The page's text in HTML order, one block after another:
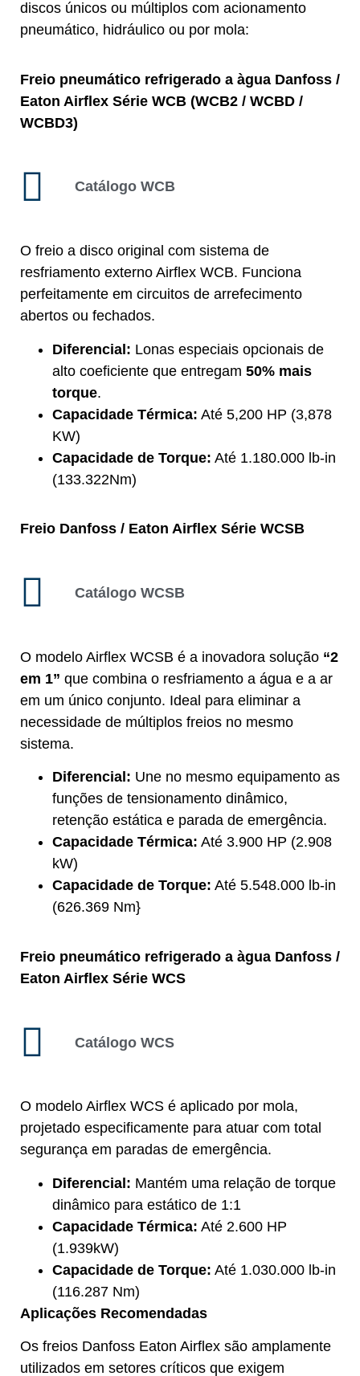
discos únicos ou múltiplos com acionamento
pneumático, hidráulico ou por mola:
Freio pneumático refrigerado a àgua Danfoss /
Eaton Airflex Série WCB (WCB2 / WCBD /
WCBD3)
Catálogo WCB
O freio a disco original com sistema de
resfriamento externo Airflex WCB. Funciona
perfeitamente em circuitos de arrefecimento
abertos ou fechados.
Diferencial: Lonas especiais opcionais de
alto coeficiente que entregam 50% mais
torque.
Capacidade Térmica: Até 5,200 HP (3,878
KW)
Capacidade de Torque: Até 1.180.000 lb-in
(133.322Nm)
Freio Danfoss / Eaton Airflex Série WCSB
Catálogo WCSB
O modelo Airflex WCSB é a inovadora solução “2
em 1” que combina o resfriamento a água e a ar
em um único conjunto. Ideal para eliminar a
necessidade de múltiplos freios no mesmo
sistema.
Diferencial: Une no mesmo equipamento as
funções de tensionamento dinâmico,
retenção estática e parada de emergência.
Capacidade Térmica: Até 3.900 HP (2.908
kW)
Capacidade de Torque: Até 5.548.000 lb-in
(626.369 Nm}
Freio pneumático refrigerado a àgua Danfoss /
Eaton Airflex Série WCS
Catálogo WCS
O modelo Airflex WCS é aplicado por mola,
projetado especificamente para atuar com total
segurança em paradas de emergência.
Diferencial: Mantém uma relação de torque
dinâmico para estático de 1:1
Capacidade Térmica: Até 2.600 HP
(1.939kW)
Capacidade de Torque: Até 1.030.000 lb-in
(116.287 Nm)
Aplicações Recomendadas
Os freios Danfoss Eaton Airflex são amplamente
utilizados em setores críticos que exigem